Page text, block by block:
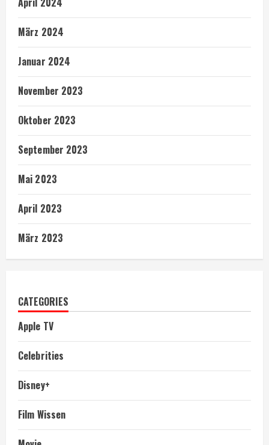
März 2024
Januar 2024
November 2023
Oktober 2023
September 2023
Mai 2023
April 2023
März 2023
CATEGORIES
Apple TV
Celebrities
Disney+
Film Wissen